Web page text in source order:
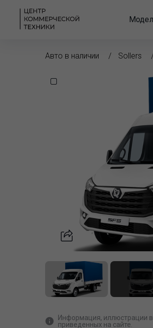
Авто в наличии Sollers
Информация, иллюстрации
приведенных на сайте.